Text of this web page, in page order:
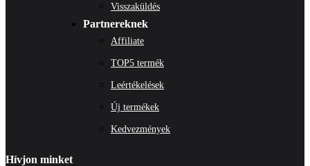
Visszaküldés
Partnereknek
Affiliate
TOP5 termék
Leértékelések
Új termékek
Kedvezmények
Hívjon minket